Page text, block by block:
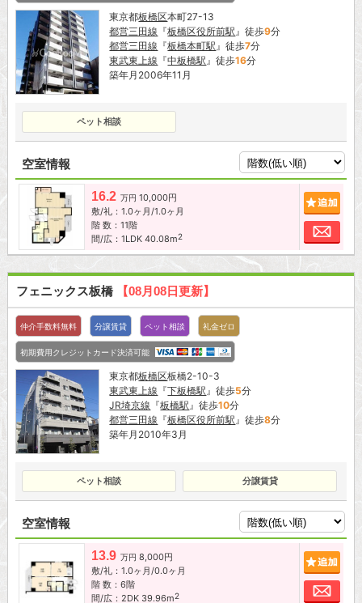
東京都板橋区本町27-13
都営三田線 『板橋区役所前駅』徒歩9分
都営三田線 『板橋本町駅』徒歩7分
東武東上線 『中板橋駅』徒歩16分
築年月2006年11月
ペット相談
空室情報
16.2 万円 10,000円
敷/礼：1.0ヶ月/1.0ヶ月
階 数：11階
間/広：1LDK 40.08m2
お
フェニックス板橋 【08月08日更新】
仲介手数料無料 分譲賃貸 ペット相談 礼金ゼロ
初期費用クレジットカード決済可能
東京都板橋区板橋2-10-3
東武東上線 『下板橋駅』徒歩5分
JR埼京線 『板橋駅』徒歩10分
都営三田線 『板橋区役所前駅』徒歩8分
築年月2010年3月
ペット相談 分譲賃貸
空室情報
13.9 万円 8,000円
敷/礼：1.0ヶ月/0.0ヶ月
階 数：6階
間/広：2DK 39.96m2
お